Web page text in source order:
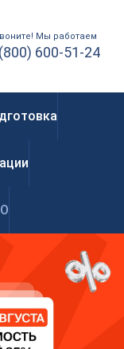
Мы работаем
600-51-24